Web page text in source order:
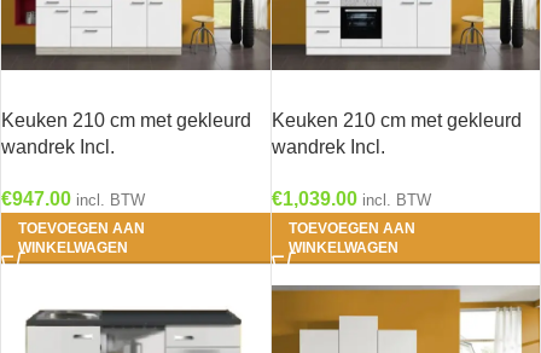
Keuken 210 cm met gekleurd
wandrek Incl.
634
€947.00 incl. BTW
TOEVOEGEN AAN
WINKELWAGEN
Keuken 210 cm met gekleurd
wandrek Incl.
spoelbak KT211E-9-732
€1,039.00 incl. BTW
TOEVOEGEN AAN
WINKELWAGEN